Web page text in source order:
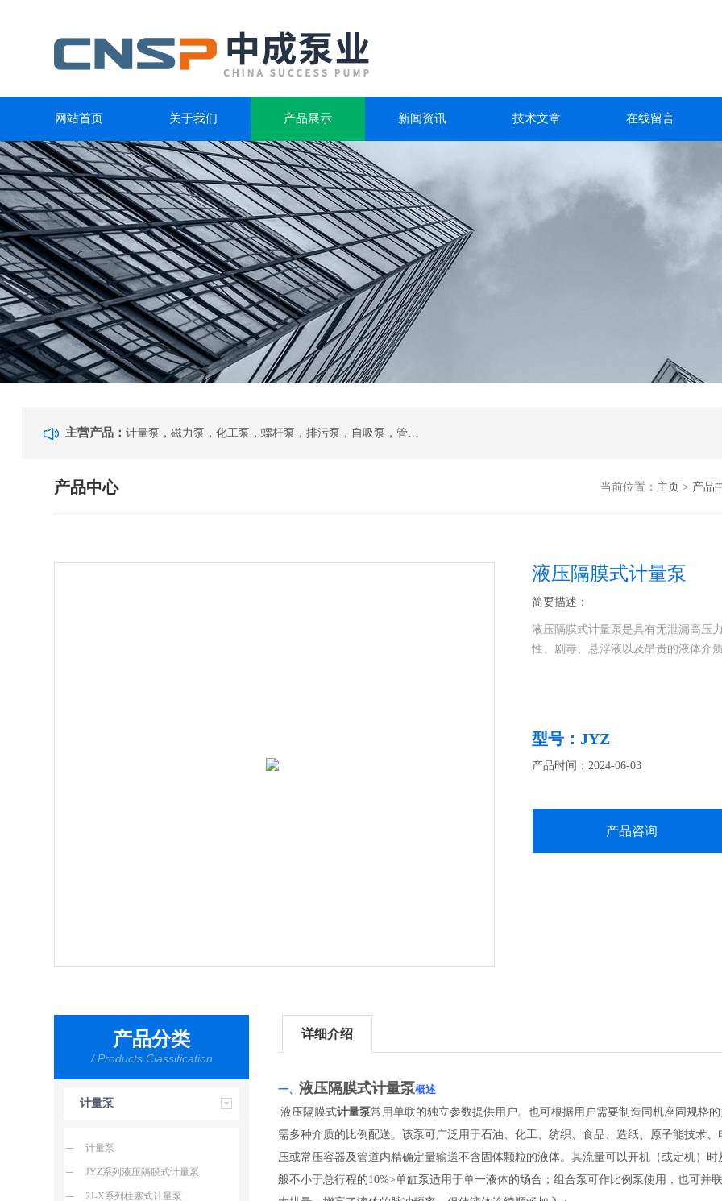
网站首页 关于我们 产品展示 新闻资讯 技术文章 在线留言
主营产品： 计量泵，磁力泵，化工泵，螺杆泵，排污泵，自吸泵，管道泵，多级泵，隔膜泵，齿轮油泵
产品中心 当前位置： 主页 > 产品
液压隔膜式计量泵
简要描述：
液压隔膜式计量泵是具有无泄漏高压
性、剧毒、悬浮液以及昂贵的液体介
型号：JYZ
产品时间：2024-06-03
产品咨询
产品分类
/ Products Classification
计量泵
计量泵
JYZ系列液压隔膜式计量泵
2J-X系列柱塞式计量泵
详细介绍
一、液压隔膜式计量泵概述
液压隔膜式计量泵常用单联的独立参数提供用户。也可根据用户需要制造同机座同规格
需多种介质的比例配送。该泵可广泛用于石油、化工、纺织、食品、造纸、原子能技术
压或常压容器及管道内精确定量输送不含固体颗粒的液体。其流量可以开机（或定机）
般不小于总行程的10%>单缸泵适用于单一液体的场合；组合泵可作比例泵使用，也可并